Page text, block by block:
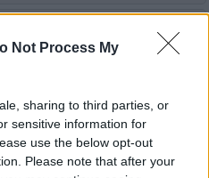
Not Process My
sharing to third parties, or
sensitive information for
use the below opt-out
Please note that after your
- Grille 4
- Grille 1
- Grille 2